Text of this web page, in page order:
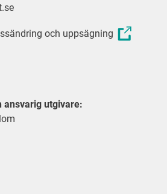
och uppsägning
ansvarig utgivare: